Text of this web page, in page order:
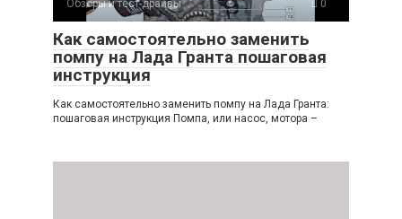
Обзоры и тест-драйвы 0
Как самостоятельно заменить
помпу на Лада Гранта пошаговая
инструкция
Как самостоятельно заменить помпу на Лада Гранта:
пошаговая инструкция Помпа, или насос, мотора –